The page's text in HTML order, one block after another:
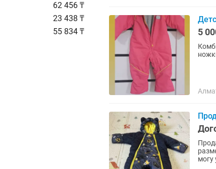
62 456 ₸
23 438 ₸
55 834 ₸ 5
могу